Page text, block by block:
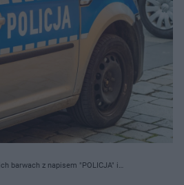
barwach z napisem "POLICJA" i